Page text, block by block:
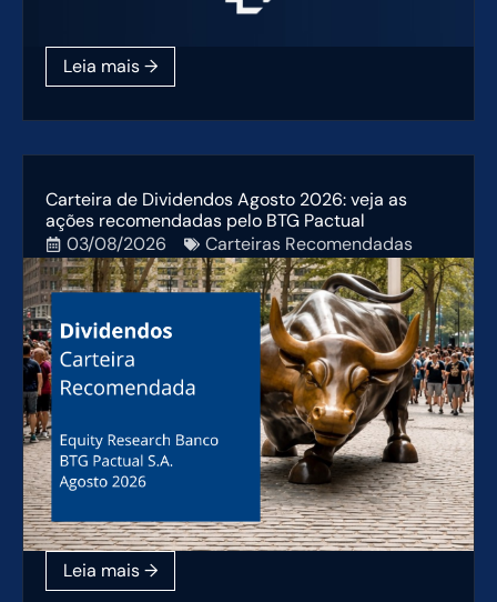
Carteira de Dividendos Agosto 2026: veja as
ações recomendadas pelo BTG Pactual
03/08/2026
Carteiras Recomendadas